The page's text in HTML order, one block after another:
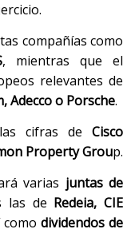
compañías como
, mientras que el
relevantes de
Adecco o Porsche.
cifras de Cisco
Property Group.
varias juntas de
las de Redeia, CIE
como dividendos de